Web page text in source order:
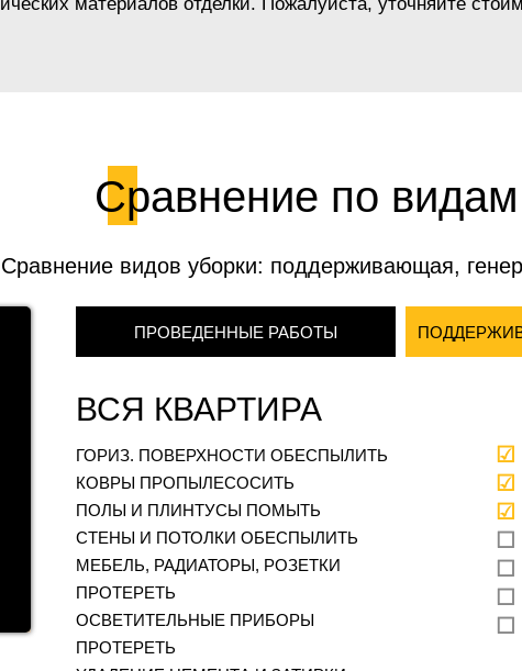
материалов отделки. Пожалуйста, уточняйте
Сравнение по
Сравнение видов уборки: поддерживающая,
ГОРИЗ. ПОВЕРХНОСТИ ОБЕСПЫЛИТЬ
КОВРЫ ПРОПЫЛЕСОСИТЬ
ПОЛЫ И ПЛИНТУСЫ ПОМЫТЬ
СТЕНЫ И ПОТОЛКИ ОБЕСПЫЛИТЬ
МЕБЕЛЬ, РАДИАТОРЫ, РОЗЕТКИ
ПРОТЕРЕТЬ
ОСВЕТИТЕЛЬНЫЕ ПРИБОРЫ
ПРОТЕРЕТЬ
ВСЯ КВАРТИРА
☑
☑
☑
☐
☐
☐
☐
ПРОВЕДЕННЫЕ РАБОТЫ